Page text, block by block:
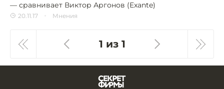
— сравнивает Виктор Аргонов (Exante)
20.11.17 Мнения
1 из 1